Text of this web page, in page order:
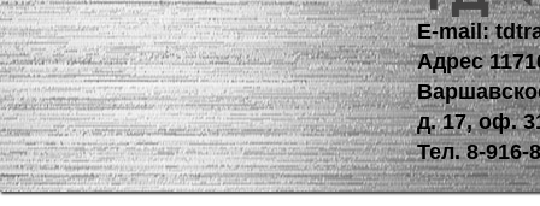
E-mail:
Адрес
д. 17, оф.
Тел.8-916-